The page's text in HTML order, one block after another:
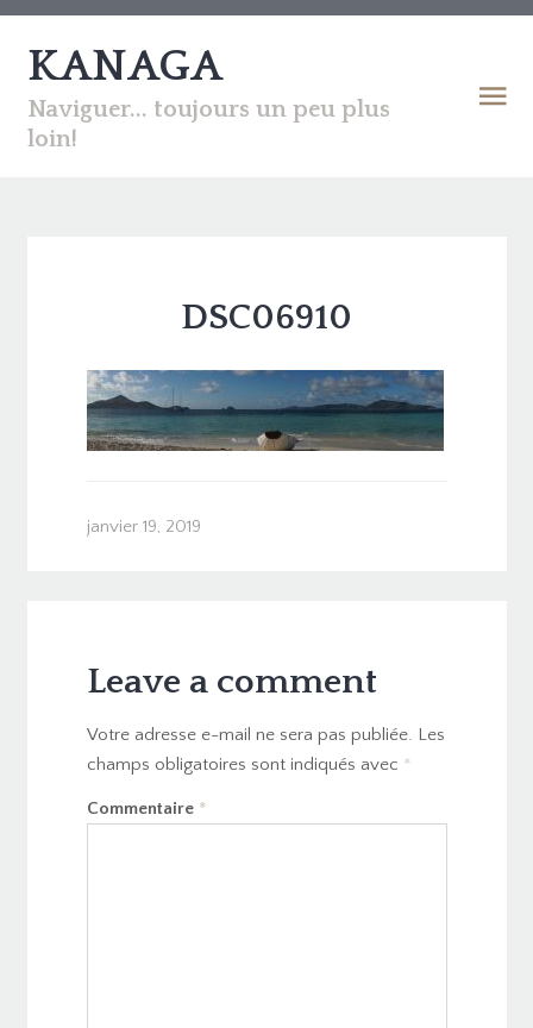
KANAGA
Naviguer... toujours un peu plus
loin!
DSC06910
janvier 19, 2019
Leave a comment
Votre adresse e-mail ne sera pas publiée. Les
champs obligatoires sont indiqués avec *
Commentaire *